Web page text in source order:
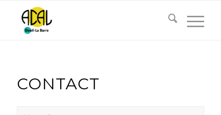
CONTACT